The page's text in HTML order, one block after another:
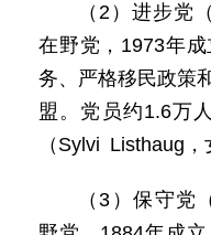
（2）进步党
在野党，1973年
务、严格移民政策
盟。党员约1.6万
（Sylvi Listhaug，
（3）保守党